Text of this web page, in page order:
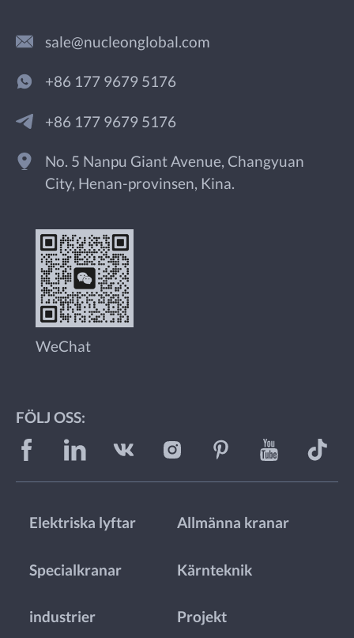
sale@nucleonglobal.com
+86 177 9679 5176
+86 177 9679 5176
No. 5 Nanpu Giant Avenue, Changyuan
City, Henan-provinsen, Kina.
WeChat
FÖLJ OSS:
Elektriska lyftar Allmänna kranar
Specialkranar Kärnteknik
industrier Projekt